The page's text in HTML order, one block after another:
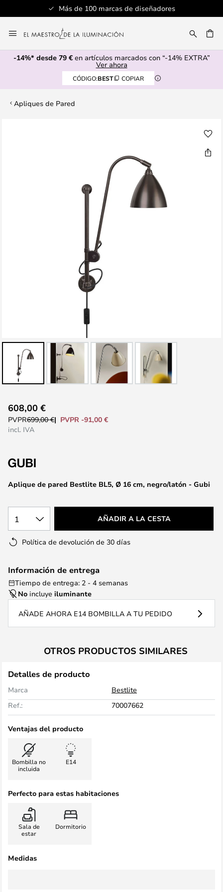
Más de 100 marcas de diseñadores
al
contenido
-14%* desde 79 €en artículos marcados con “-14% EXTRA”
Ver ahora
CÓDIGO:BEST COPIAR
Apliques de Pared
comienzo
galería
imágenes
Aplique de pared Bestlite BL5, Ø 16 cm, negro/latón - Gubi
608,00 €
PVPR699,00 €
PVPR -91,00 €
incl. IVA
1 AÑADIR A LA CESTA
Política de devolución de 30 días
Información de entrega
Tiempo de entrega: 2 - 4 semanas
No incluye iluminante
AÑADE AHORA E14 BOMBILLA A TU PEDIDO
OTROS PRODUCTOS SIMILARES
Detalles de producto
Marca
Bestlite
Ref.:
70007662
Ventajas del producto
Bombilla no
incluida
E14
Perfecto para estas habitaciones
Sala de
estar
Dormitorio
Medidas